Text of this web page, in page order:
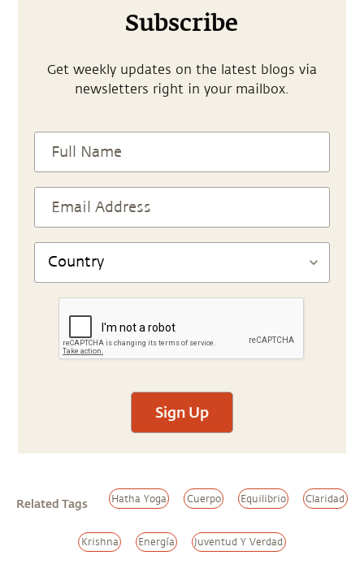
Subscribe
Get weekly updates on the latest blogs via
newsletters right in your mailbox.
Sign Up
Related Tags Hatha Yoga Cuerpo Equilibrio Claridad
Krishna Energía Juventud Y Verdad